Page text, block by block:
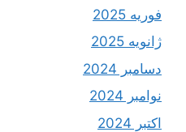
فوریه 2025
ژانویه 2025
دسامبر 2024
نوامبر 2024
اکتبر 2024